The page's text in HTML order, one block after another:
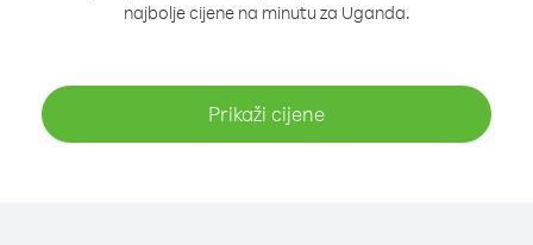
najbolje cijene na minutu za Uganda.
Prikaži cijene